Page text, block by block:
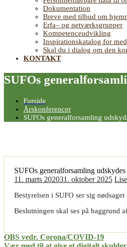
Dokumentation
Breve med tilbud om
Erfa– og netværksgrupper
Kompetenceudvikling
Inspirationskatalog for
Skal du i dialog om den
KONTAKT
SUFOs
Forside
Årskonferencer
SUFOs generalforsamling
SUFOs generalforsamling
11. marts 202031. oktober 2025 Lise
Bestyrelsen i SUFO ser sig
Beslutningen skal ses på baggrund
Indlægsnavigation
OBS vedr. Corona/COVID-19